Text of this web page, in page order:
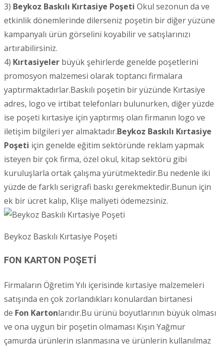
3) Beykoz Baskılı Kırtasiye Poşeti Okul sezonun da ve
etkinlik dönemlerinde dilerseniz poşetin bir diğer yüzüne
kampanyalı ürün görselini koyabilir ve satışlarınızı
artırabilirsiniz.
4) Kırtasiyeler büyük şehirlerde genelde poşetlerini
promosyon malzemesi olarak toptancı firmalara
yaptırmaktadırlar.Baskılı poşetin bir yüzünde Kırtasiye
adres, logo ve irtibat telefonları bulunurken, diğer yüzde
ise poşeti kırtasiye için yaptırmış olan firmanın logo ve
iletişim bilgileri yer almaktadır.Beykoz Baskılı Kırtasiye
Poşeti için genelde eğitim sektöründe reklam yapmak
isteyen bir çok firma, özel okul, kitap sektörü gibi
kuruluşlarla ortak çalışma yürütmektedir.Bu nedenle iki
yüzde de farklı serigrafi baskı gerekmektedir.Bunun için
ek bir ücret kalıp, Klişe maliyeti ödemezsiniz.
Beykoz Baskılı Kırtasiye Poşeti
FON KARTON POŞETİ
Firmaların Öğretim Yılı içerisinde kırtasiye malzemeleri
satışında en çok zorlandıkları konulardan birtanesi
de Fon Kartonlarıdır.Bu ürünü boyutlarının büyük olması
ve ona uygun bir poşetin olmaması Kışın Yağmur
çamurda ürünlerin ıslanmasına ve ürünlerin kullanılmaz